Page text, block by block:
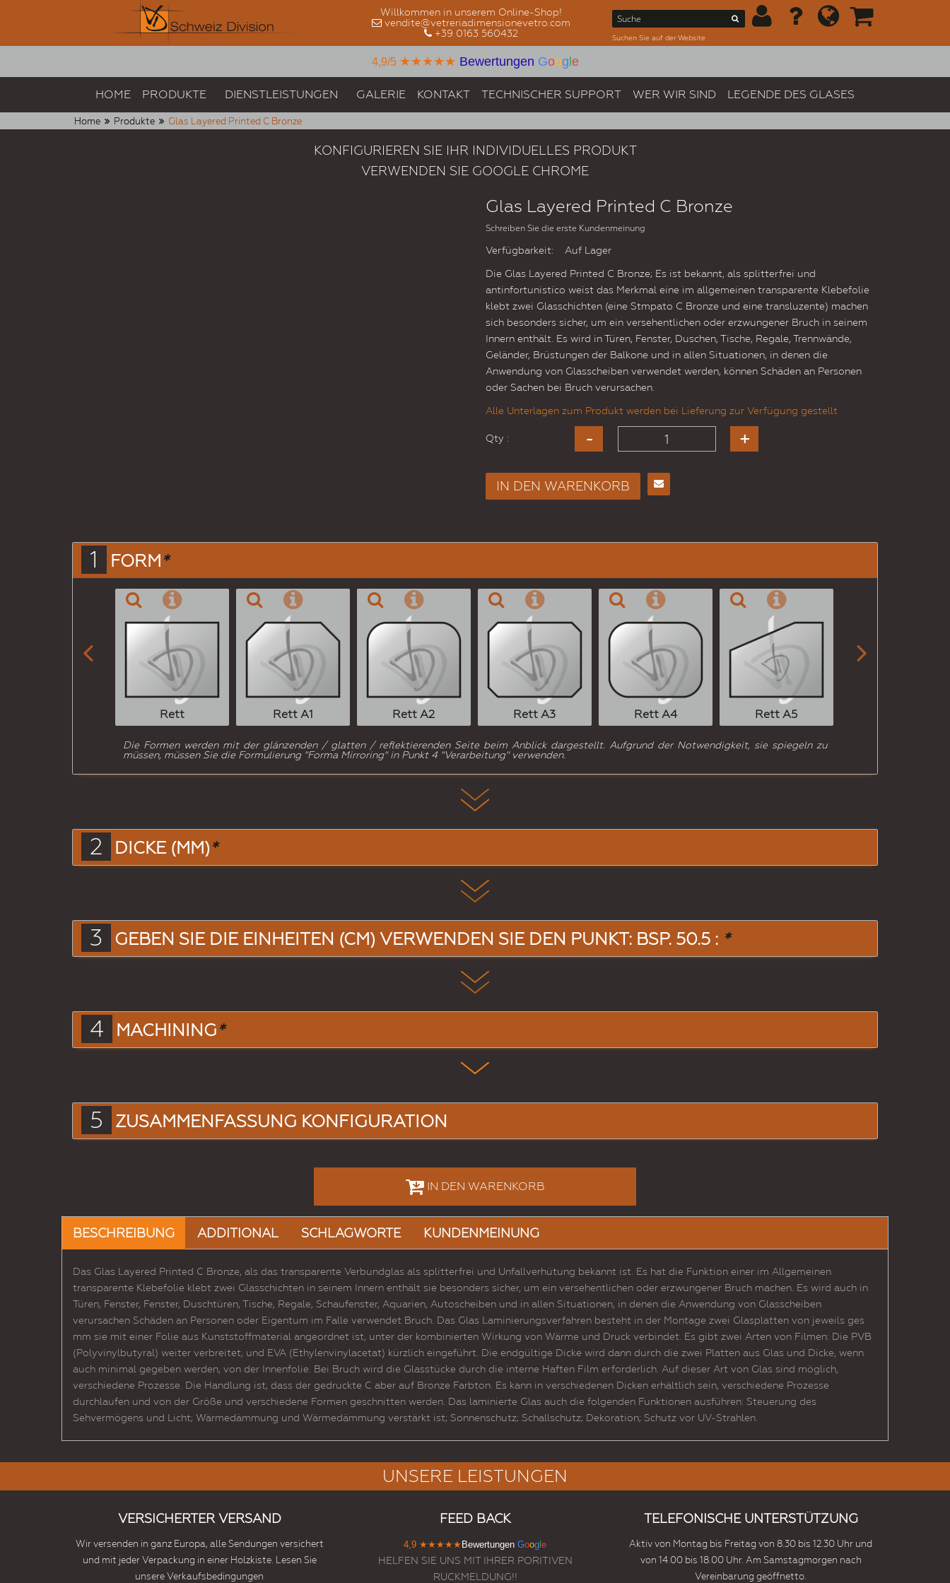
Willkommen in unserem Online-Shop!
vendite@vetreriadimensionevetro.com
+39 0163 560432
Suchen Sie auf der Website
4,9/5 ★★★★★ Bewertungen Goog e
HOME PRODUKTE DIENSTLEISTUNGEN GALERIE KONTAKT TECHNISCHER SUPPORT WER WIR SIND LEGENDE DES GLASES
Home Produkte Glas Layered Printed C Bronze
KONFIGURIEREN SIE IHR INDIVIDUELLES PRODUKT
VERWENDEN SIE GOOGLE CHROME
Glas Layered Printed C Bronze
Schreiben Sie die erste Kundenmeinung
Verfügbarkeit: Auf Lager
Die Glas Layered Printed C Bronze; Es ist bekannt, als splitterfrei und
antinfortunistico weist das Merkmal eine im allgemeinen transparente Klebefolie
klebt zwei Glasschichten (eine Stmpato C Bronze und eine transluzente) machen
sich besonders sicher, um ein versehentlichen oder erzwungener Bruch in seinem
Innern enthält. Es wird in Türen, Fenster, Duschen, Tische, Regale, Trennwände,
Geländer, Brüstungen der Balkone und in allen Situationen, in denen die
Anwendung von Glasscheiben verwendet werden, können Schäden an Personen
oder Sachen bei Bruch verursachen.
Alle Unterlagen zum Produkt werden bei Lieferung zur Verfügung gestellt
Qty :
IN DEN WARENKORB
einen
1 FORM*
Rett Rett A1 Rett A2 Rett A3 Rett A4 Rett A5
 
Die Formen werden mit der glänzenden / glatten / reflektierenden Seite beim Anblick dargestellt. Aufgrund der Notwendigkeit, sie spiegeln zu
müssen, müssen Sie die Formulierung "Forma Mirroring" in Punkt 4 "Verarbeitung" verwenden.
2 DICKE (MM)*
3 GEBEN SIE DIE EINHEITEN (CM) VERWENDEN SIE DEN PUNKT: BSP. 50.5 : *
4 MACHINING*
5 ZUSAMMENFASSUNG KONFIGURATION
IN DEN WARENKORB
BESCHREIBUNG ADDITIONAL SCHLAGWORTE KUNDENMEINUNG
Das Glas Layered Printed C Bronze, als das transparente Verbundglas als splitterfrei und Unfallverhütung bekannt ist. Es hat die Funktion einer im Allgemeinen
transparente Klebefolie klebt zwei Glasschichten in seinem Innern enthält sie besonders sicher, um ein versehentlichen oder erzwungener Bruch machen. Es wird auch in
Türen, Fenster, Fenster, Duschtüren, Tische, Regale, Schaufenster, Aquarien, Autoscheiben und in allen Situationen, in denen die Anwendung von Glasscheiben
verursachen Schäden an Personen oder Eigentum im Falle verwendet Bruch. Das Glas Laminierungsverfahren besteht in der Montage zwei Glasplatten von jeweils ges
mm sie mit einer Folie aus Kunststoffmaterial angeordnet ist, unter der kombinierten Wirkung von Wärme und Druck verbindet. Es gibt zwei Arten von Filmen: Die PVB
(Polyvinylbutyral) weiter verbreitet, und EVA (Ethylenvinylacetat) kürzlich eingeführt. Die endgültige Dicke wird dann durch die zwei Platten aus Glas und Dicke, wenn
auch minimal gegeben werden, von der Innenfolie. Bei Bruch wird die Glasstücke durch die interne Haften Film erforderlich. Auf dieser Art von Glas sind möglich,
verschiedene Prozesse. Die Handlung ist, dass der gedruckte C aber auf Bronze Farbton. Es kann in verschiedenen Dicken erhältlich sein, verschiedene Prozesse
durchlaufen und von der Größe und verschiedene Formen geschnitten werden. Das laminierte Glas auch die folgenden Funktionen ausführen: Steuerung des
Sehvermögens und Licht; Wärmedämmung und Wärmedämmung verstärkt ist; Sonnenschutz; Schallschutz; Dekoration; Schutz vor UV-Strahlen.
UNSERE LEISTUNGEN
VERSICHERTER VERSAND
Wir versenden in ganz Europa, alle Sendungen versichert
und mit jeder Verpackung in einer Holzkiste. Lesen Sie
unsere Verkaufsbedingungen
FEED BACK
4,9 ★★★★★ Bewertungen Goog e
HELFEN SIE UNS MIT IHRER PORITIVEN
RUCKMELDUNG!!
TELEFONISCHE UNTERSTÜTZUNG
Aktiv von Montag bis Freitag von 8.30 bis 12.30 Uhr und
von 14.00 bis 18.00 Uhr. Am Samstagmorgen nach
Vereinbarung geöffnetto.